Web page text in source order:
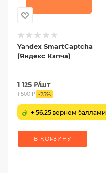
Yandex SmartCaptcha
(Яндекс Капча)
1 125 ₽/шт
1 500₽ -25%
+ 56.25 вернем баллами
В КОРЗИНУ